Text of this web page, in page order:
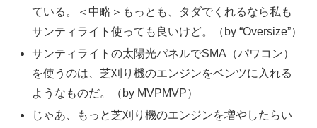
ている。＜中略＞もっとも、タダでくれるなら私も
サンティライト使っても良いけど。（by “Oversize”）
サンティライトの太陽光パネルでSMA（パワコン）
を使うのは、芝刈り機のエンジンをベンツに入れる
ようなものだ。（by MVPMVP）
じゃあ、もっと芝刈り機のエンジンを増やしたらい